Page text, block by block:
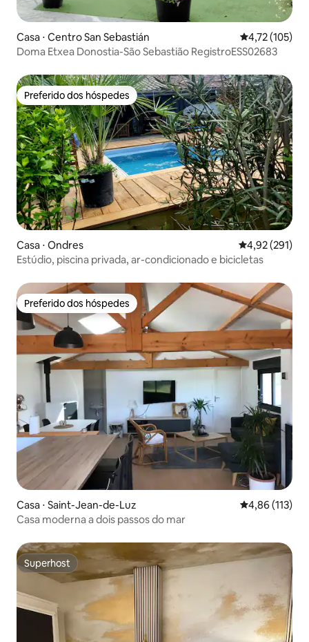
Casa ⋅ Centro San Sebastián 4,72 de uma
4,72 (105)
Doma Etxea Donostia-São Sebastião RegistroESS02683
Preferido dos hóspedes
Preferido dos hóspedes
Casa ⋅ Ondres 4,92 de uma
4,92 (291)
Estúdio, piscina privada, ar-condicionado e bicicletas
Preferido dos hóspedes
Preferido dos hóspedes
Casa ⋅ Saint-Jean-de-Luz 4,86 de uma
4,86 (113)
Casa moderna a dois passos do mar
Superhost
Superhost